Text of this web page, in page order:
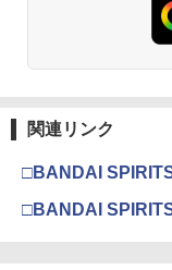
関連リンク
□BANDAI
□BANDAI